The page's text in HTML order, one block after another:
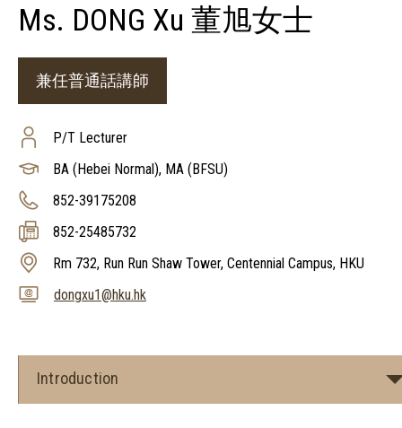
Ms. DONG Xu 董旭女士
兼任普通話講師
P/T Lecturer
BA (Hebei Normal), MA (BFSU)
852-39175208
852-25485732
Rm 732, Run Run Shaw Tower, Centennial Campus, HKU
dongxu1@hku.hk
Introduction